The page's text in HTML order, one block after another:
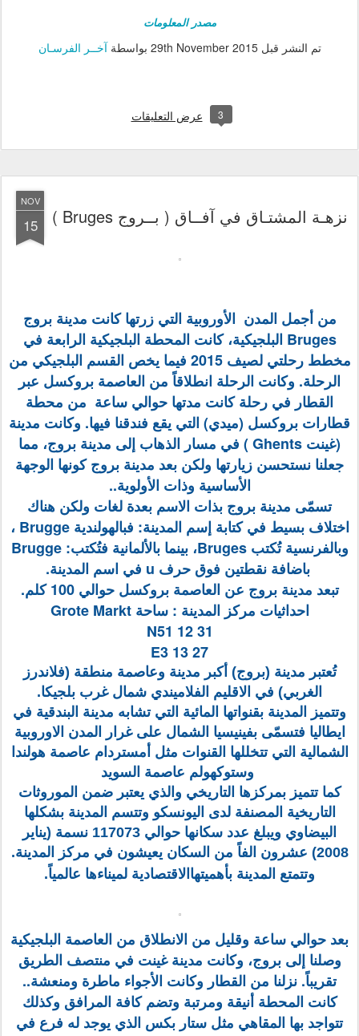
مصدر المعلومات
تم النشر قبل29th November 2015 بواسطةآخــر الفرسـان
3 عرض التعليقات
NOV
15 نزهـة المشتـاق في آفــاق ( بــروج Bruges )
من أجمل المدن الأوروبية التي زرتها كانت مدينة بروج
Bruges البلجيكية، كانت المحطة البلجيكية الرابعة في
مخطط رحلتي لصيف 2015 فيما يخص القسم البلجيكي من
الرحلة. وكانت الرحلة انطلاقاً من العاصمة بروكسل عبر
القطار في رحلة كانت مدتها حوالي ساعة من محطة
قطارات بروكسل (ميدي) التي يقع فندقنا فيها. وكانت مدينة
(غينت Ghents ) في مسار الذهاب إلى مدينة بروج، مما
جعلنا نستحسن زيارتها ولكن بعد مدينة بروج كونها الوجهة
الأساسية وذات الأولوية..
تسمّى مدينة بروج بذات الاسم بعدة لغات ولكن هناك
اختلاف بسيط في كتابة إسم المدينة: فبالهولندية Brugge ،
وبالفرنسية تُكتب Bruges، بينما بالألمانية فتُكتب: Brugge
باضافة نقطتين فوق حرف u في اسم المدينة.
تبعد مدينة بروج عن العاصمة بروكسل حوالي 100 كلم.
احداثيات مركز المدينة : ساحة Grote Markt
N51 12 31
تُعتبر مدينة (بروج) أكبر مدينة وعاصمة منطقة (فلاندرز
الغربي) في الاقليم الفلاميندي شمال غرب بلجيكا.
وتتميز المدينة بقنواتها المائية التي تشابه مدينة البندقية في
ايطاليا فتسمّى بفينيسيا الشمال على غرار المدن الاوروبية
الشمالية التي تتخللها القنوات مثل أمستردام عاصمة هولندا
وستوكهولم عاصمة السويد
كما تتميز بمركزها التاريخي والذي يعتبر ضمن الموروثات
التاريخية المصنفة لدى اليونسكو وتتسم المدينة بشكلها
البيضاوي ويبلغ عدد سكانها حوالي 117073 نسمة (يناير
2008) عشرون الفاً من السكان يعيشون في مركز المدينة.
وتتمتع المدينة بأهميتهاالاقتصادية لميناءها عالمياً.
بعد حوالي ساعة وقليل من الانطلاق من العاصمة البلجيكية
وصلنا إلى بروج، وكانت مدينة غينت في منتصف الطريق
تقريباً. نزلنا من القطار وكانت الأجواء ماطرة ومنعشة..
كانت المحطة أنيقة ومرتبة وتضم كافة المرافق وكذلك
تتواجد بها المقاهي مثل ستار بكس الذي يوجد له فرع في